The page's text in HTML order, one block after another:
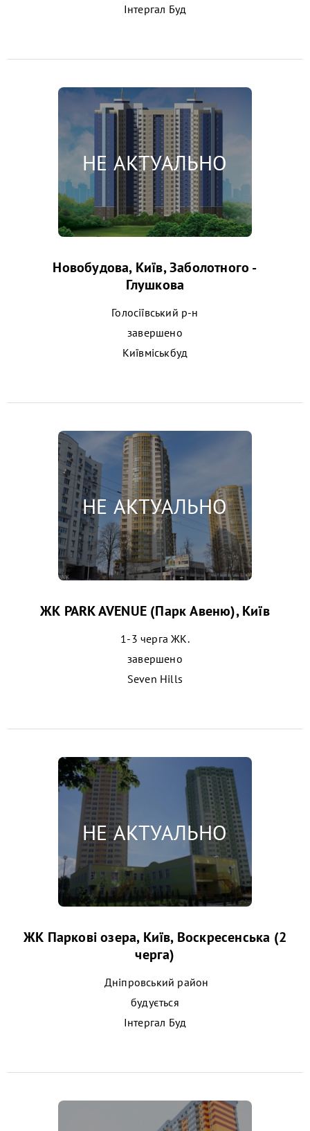
Інтергал Буд
Новобудова, Київ, Заболотного -
Глушкова
Голосіївський р-н
завершено
Київміськбуд
ЖК PARK AVENUE (Парк Авеню), Київ
1-3 черга ЖК.
завершено
Seven Hills
ЖК Паркові озера, Київ, Воскресенська (2
черга)
Дніпровський район
будується
Інтергал Буд